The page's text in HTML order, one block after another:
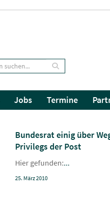
Jobs Termine
Bundesrat einig über
Privilegs der Post
Hier gefunden:...
25. März 2010